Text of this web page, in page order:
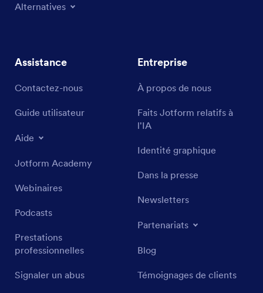
Alternatives
Assistance
Contactez-nous
Guide utilisateur
Aide
Jotform Academy
Webinaires
Podcasts
Prestations
professionnelles
Signaler un abus
Entreprise
À propos de nous
Faits Jotform relatifs à
l'IA
Identité graphique
Dans la presse
Newsletters
Partenariats
Blog
Témoignages de clients